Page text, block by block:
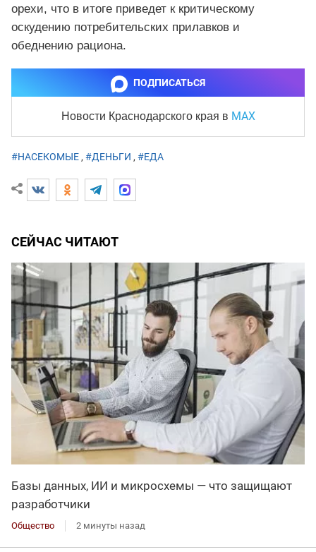
орехи, что в итоге приведет к критическому
оскудению потребительских прилавков и
обеднению рациона.
ПОДПИСАТЬСЯ
Новости Краснодарского края в MAX
#НАСЕКОМЫЕ, #ДЕНЬГИ , #ЕДА
СЕЙЧАС ЧИТАЮТ
Базы данных, ИИ и микросхемы — что защищают
разработчики
Общество 2 минуты назад